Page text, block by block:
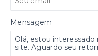
Mensagem